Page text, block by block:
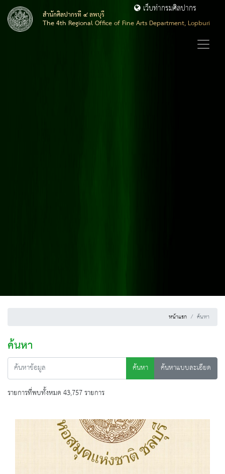
สำนักศิลปากรที่ ๔ ลพบุรี
The 4th Regional Office of Fine Arts Department, Lopburi
เว็บท่ากรมศิลปากร
หน้าแรก ค้นหา
ค้นหา
ค้นหา
ค้นหาแบบละเอียด
รายการที่พบทั้งหมด 43,757 รายการ